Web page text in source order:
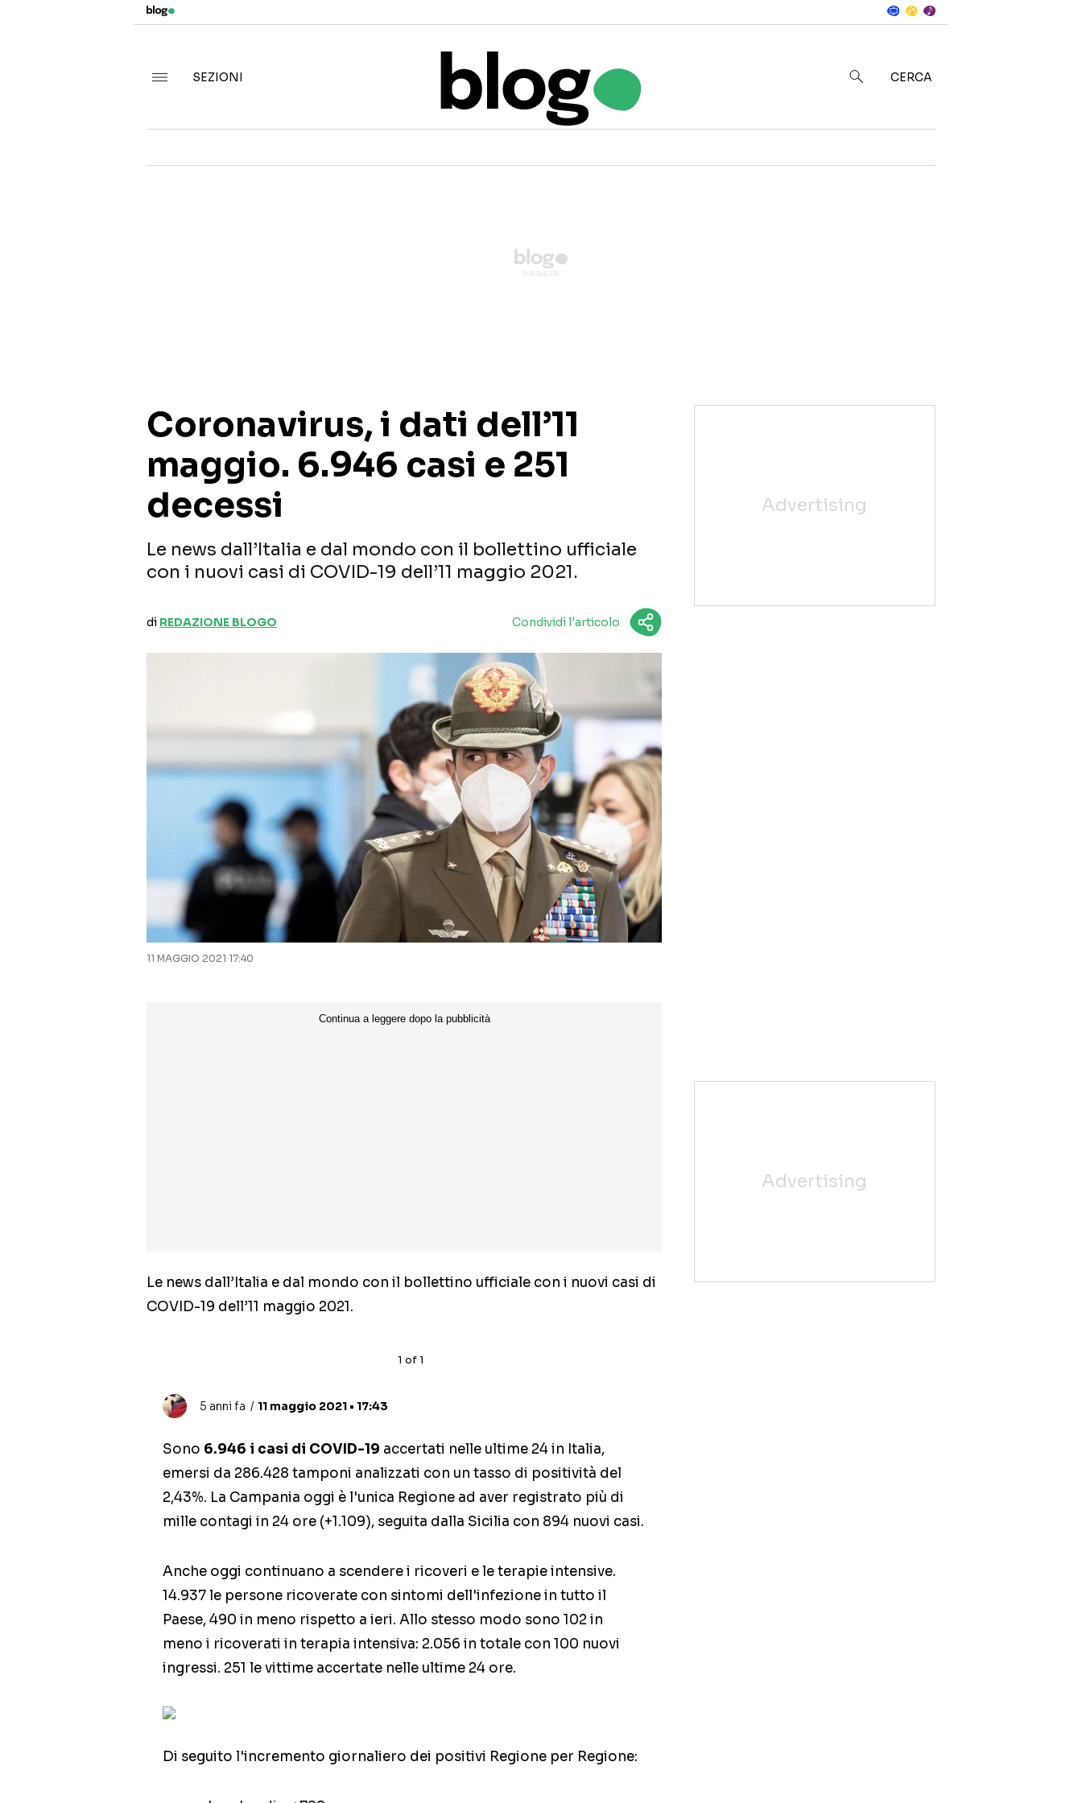
SEZIONI
CERCA
Coronavirus, i dati dell’11
maggio. 6.946 casi e 251
decessi
Le news dall’Italia e dal mondo con il bollettino ufficiale
con i nuovi casi di COVID-19 dell’11 maggio 2021.
di REDAZIONE BLOGO Condividi l'articolo
11 MAGGIO 2021 17:40
Le news dall’Italia e dal mondo con il bollettino ufficiale con i nuovi casi di
COVID-19 dell’11 maggio 2021.
1 of1
5 anni fa 11 maggio 2021 • 17:43
Sono 6.946 i casi di COVID-19 accertati nelle ultime 24 in Italia,
emersi da 286.428 tamponi analizzati con un tasso di positività del
2,43%. La Campania oggi è l'unica Regione ad aver registrato più di
mille contagi in 24 ore (+1.109), seguita dalla Sicilia con 894 nuovi casi.
Anche oggi continuano a scendere i ricoveri e le terapie intensive.
14.937 le persone ricoverate con sintomi dell'infezione in tutto il
Paese, 490 in meno rispetto a ieri. Allo stesso modo sono 102 in
meno i ricoverati in terapia intensiva: 2.056 in totale con 100 nuovi
ingressi. 251 le vittime accertate nelle ultime 24 ore.
Di seguito l'incremento giornaliero dei positivi Regione per Regione: